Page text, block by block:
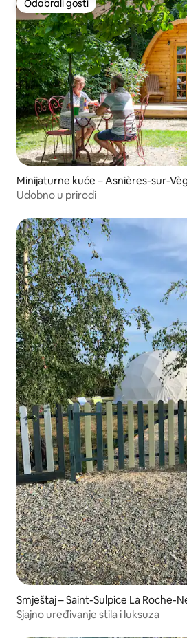
Odabrali gosti
Odabrali gosti
Minijaturne kuće – Asnières-sur-
Udobno u prirodi
Smještaj – Saint-Sulpice La Roche-
Sjajno uređivanje stila i luksuza